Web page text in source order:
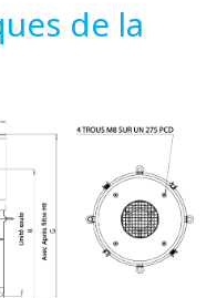
de la